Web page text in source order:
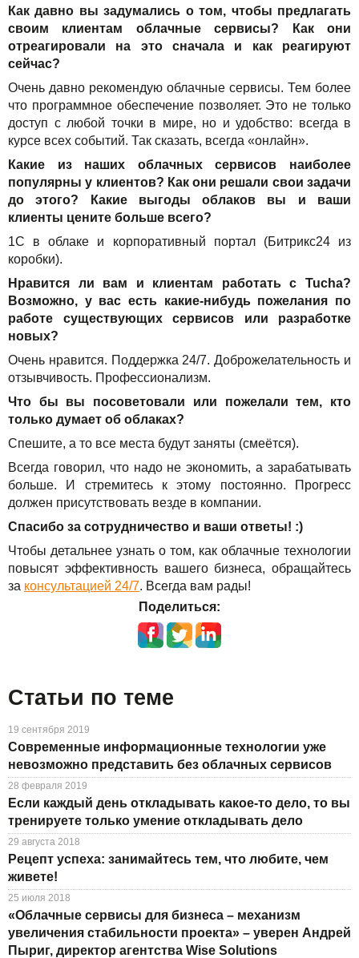
Как давно вы задумались о том, чтобы предлагать
своим клиентам облачные сервисы? Как они
отреагировали на это сначала и как реагируют
сейчас?
Очень давно рекомендую облачные сервисы. Тем более
что программное обеспечение позволяет. Это не только
доступ с любой точки в мире, но и удобство: всегда в
курсе всех событий. Так сказать, всегда «онлайн».
Какие из наших облачных сервисов наиболее
популярны у клиентов? Как они решали свои задачи
до этого? Какие выгоды облаков вы и ваши
клиенты цените больше всего?
1С в облаке и корпоративный портал (Битрикс24 из
коробки).
Нравится ли вам и клиентам работать с Tucha?
Возможно, у вас есть какие-нибудь пожелания по
работе существующих сервисов или разработке
новых?
Очень нравится. Поддержка 24/7. Доброжелательность и
отзывчивость. Профессионализм.
Что бы вы посоветовали или пожелали тем, кто
только думает об облаках?
Спешите, а то все места будут заняты (смеётся).
Всегда говорил, что надо не экономить, а зарабатывать
больше. И стремитесь к этому постоянно. Прогресс
должен присутствовать везде в компании.
Спасибо за сотрудничество и ваши ответы! :)
Чтобы детальнее узнать о том, как облачные технологии
повысят эффективность вашего бизнеса, обращайтесь
за консультацией 24/7. Всегда вам рады!
Поделиться:
Статьи по теме
19 сентября 2019
Современные информационные технологии уже
невозможно представить без облачных сервисов
28 февраля 2019
Если каждый день откладывать какое-то дело, то вы
тренируете только умение откладывать дело
29 августа 2018
Рецепт успеха: занимайтесь тем, что любите, чем
живете!
25 июля 2018
«Облачные сервисы для бизнеса – механизм
увеличения стабильности проекта» – уверен Андрей
Пыриг, директор агентства Wise Solutions